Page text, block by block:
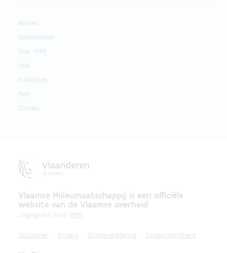
Nieuws
Evenementen
Over VMM
Jobs
Publicaties
Pers
Contact
Vlaamse Milieumaatschappij is een officiële
website van de Vlaamse overheid
uitgegeven door VMM
Disclaimer Privacy Cookieverklaring Toegankelijkheid